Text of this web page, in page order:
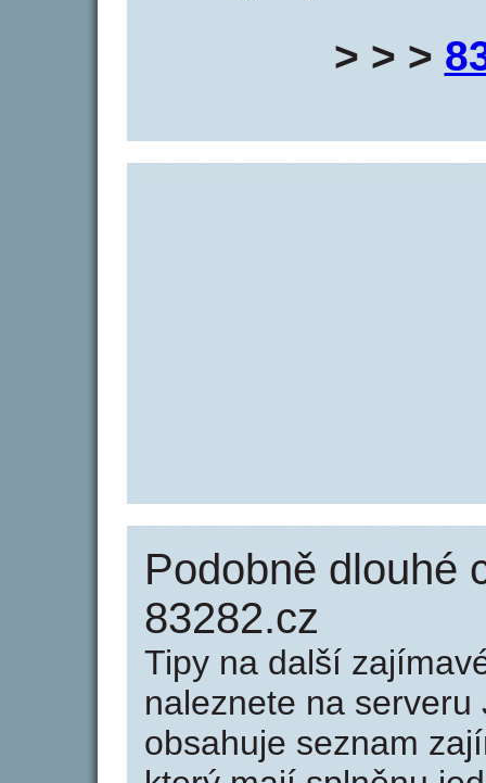
> > >
Podobně dlouhé
83282.cz
Tipy na další
naleznete na serveru
obsahuje seznam